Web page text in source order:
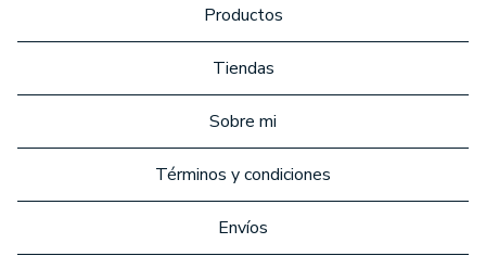
Productos
Tiendas
Sobre mi
Términos y condiciones
Envíos